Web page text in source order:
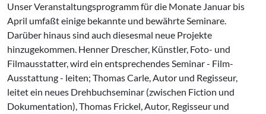
Unser Veranstaltungsprogramm für die Monate Januar bis
April umfaßt einige bekannte und bewährte Seminare.
Darüber hinaus sind auch diesesmal neue Projekte
hinzugekommen. Henner Drescher, Künstler, Foto- und
Filmausstatter, wird ein entsprechendes Seminar - Film-
Ausstattung - leiten; Thomas Carle, Autor und Regisseur,
leitet ein neues Drehbuchseminar (zwischen Fiction und
Dokumentation), Thomas Frickel, Autor, Regisseur und